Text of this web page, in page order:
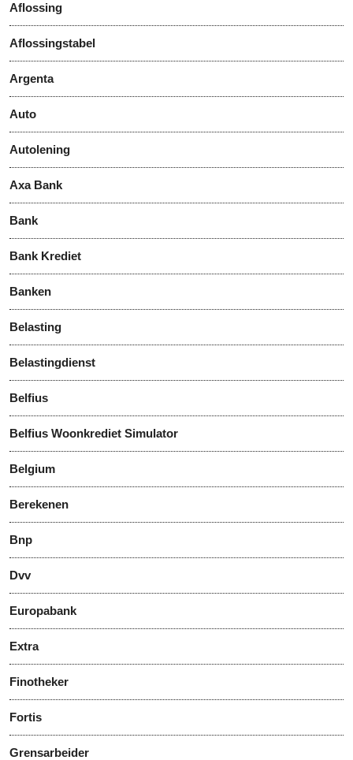
Aflossing
Aflossingstabel
Argenta
Auto
Autolening
Axa Bank
Bank
Bank Krediet
Banken
Belasting
Belastingdienst
Belfius
Belfius Woonkrediet Simulator
Belgium
Berekenen
Bnp
Dvv
Europabank
Extra
Finotheker
Fortis
Grensarbeider